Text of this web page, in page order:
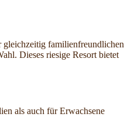
gleichzeitig familienfreundlichen
Dieses riesige Resort bietet
als auch für Erwachsene